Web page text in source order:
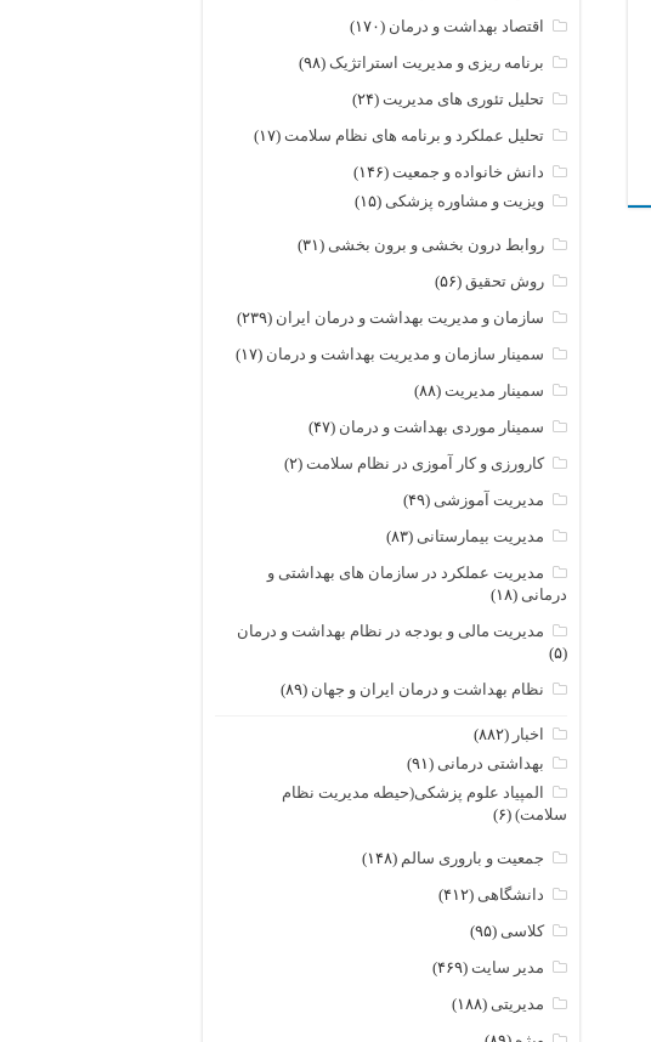
اقتصاد بهداشت و درمان (۱۷۰)
برنامه ریزی و مدیریت استراتژیک (۹۸)
تحلیل تئوری های مدیریت(۲۴)
تحلیل عملکرد و برنامه های نظام سلامت(۱۷)
دانش خانواده و جمعیت(۱۴۶)
ویزیت و مشاوره پزشکی (۱۵)
روابط درون بخشی و برون بخشی (۳۱)
روش تحقیق(۵۶)
سازمان و مدیریت بهداشت و درمان ایران (۲۳۹)
سمینار سازمان و مدیریت بهداشت و درمان (۱۷)
سمینار مدیریت(۸۸)
سمینار موردی بهداشت و درمان (۴۷)
کارورزی و کار آموزی در نظام سلامت(۲)
مدیریت آموزشی (۴۹)
مدیریت بیمارستانی (۸۳)
مدیریت عملکرد در سازمان های بهداشتی و
درمانی (۱۸)
مدیریت مالی و بودجه در نظام بهداشت و درمان
(۵)
نظام بهداشت و درمان ایران و جهان (۸۹)
اخبار (۸۸۲)
بهداشتی درمانی (۹۱)
المپیاد علوم پزشکی(حیطه مدیریت نظام
سلامت) (۶)
جمعیت و باروری سالم (۱۴۸)
دانشگاهی (۴۱۲)
کلاسی (۹۵)
مدیر سایت(۴۶۹)
مدیریتی (۱۸۸)